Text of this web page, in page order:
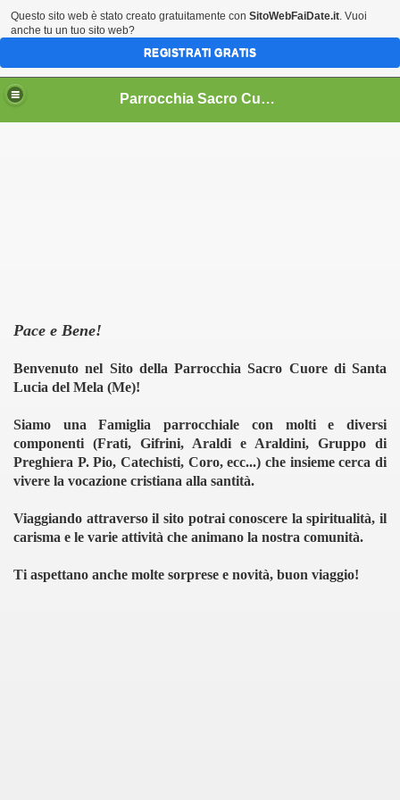
Parrocchia Sacro Cuore in S. Lucia del Mela (Me)
Pace e Bene!
Benvenuto nel Sito della Parrocchia Sacro Cuore di Santa
Lucia del Mela (Me)!
Siamo una Famiglia parrocchiale con molti e diversi
componenti (Frati, Gifrini, Araldi e Araldini, Gruppo di
Preghiera P. Pio, Catechisti, Coro, ecc...) che insieme cerca di
vivere la vocazione cristiana alla santità.
Viaggiando attraverso il sito potrai conoscere la spiritualità, il
carisma e le varie attività che animano la nostra comunità.
Ti aspettano anche molte sorprese e novità, buon viaggio!
Questo sito web è stato creato gratuitamente con SitoWebFaiDate.it. Vuoi
anche tu un tuo sito web?
REGISTRATI GRATIS